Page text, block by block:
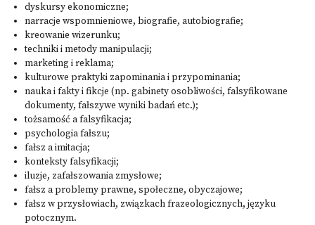
dyskursy ekonomiczne;
narracje wspomnieniowe, biografie, autobiografie;
kreowanie wizerunku;
techniki i metody manipulacji;
marketing i reklama;
kulturowe praktyki zapominania i przypominania;
nauka i fakty i fikcje (np. gabinety osobliwości, falsyfikowane
dokumenty, fałszywe wyniki badań etc.);
tożsamość a falsyfikacja;
psychologia fałszu;
fałsz a imitacja;
konteksty falsyfikacji;
iluzje, zafałszowania zmysłowe;
fałsz a problemy prawne, społeczne, obyczajowe;
fałsz w przysłowiach, związkach frazeologicznych, języku
potocznym.